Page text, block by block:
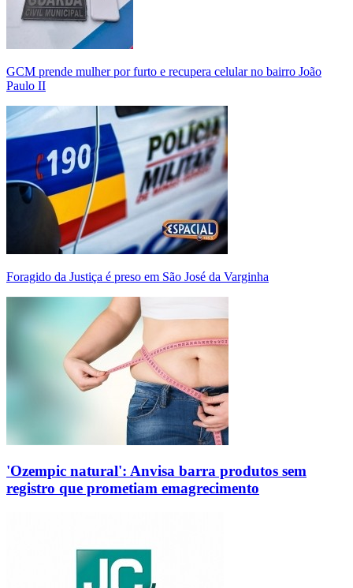
GCM prende mulher por furto e recupera celular no bairro João
Paulo II
Foragido da Justiça é preso em São José da Varginha
'Ozempic natural': Anvisa barra produtos sem
registro que prometiam emagrecimento